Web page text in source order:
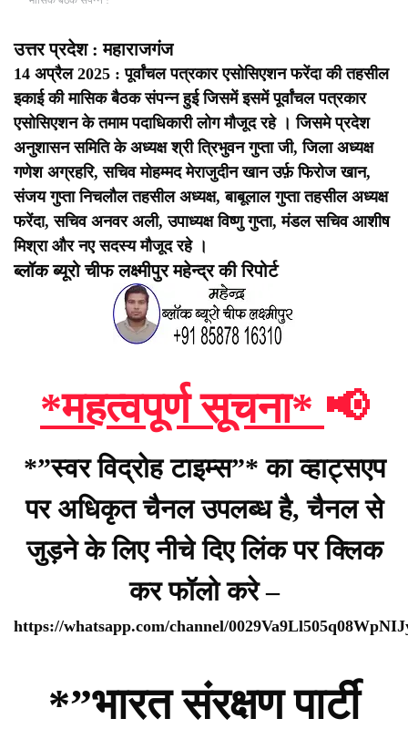
उत्तर प्रदेश : महाराजगंज
14 अप्रैल 2025 : पूर्वांचल पत्रकार एसोसिएशन फरेंदा की तहसील
इकाई की मासिक बैठक संपन्न हुई जिसमें इसमें पूर्वांचल पत्रकार
एसोसिएशन के तमाम पदाधिकारी लोग मौजूद रहे । जिसमे प्रदेश
अनुशासन समिति के अध्यक्ष श्री त्रिभुवन गुप्ता जी, जिला अध्यक्ष
गणेश अग्रहरि, सचिव मोहम्मद मेराजुदीन खान उर्फ़ फिरोज खान,
संजय गुप्ता निचलौल तहसील अध्यक्ष, बाबूलाल गुप्ता तहसील अध्यक्ष
फरेंदा, सचिव अनवर अली, उपाध्यक्ष विष्णु गुप्ता, मंडल सचिव आशीष
मिश्रा और नए सदस्य मौजूद रहे ।
ब्लॉक ब्यूरो चीफ लक्ष्मीपुर महेन्द्र की रिपोर्ट
*महत्वपूर्ण सूचना* 📢
*”स्वर विद्रोह टाइम्स”* का व्हाट्सएप
पर अधिकृत चैनल उपलब्ध है, चैनल से
जुड़ने के लिए नीचे दिए लिंक पर क्लिक
कर फॉलो करे –
https://whatsapp.com/channel/
*”भारत संरक्षण पार्टी